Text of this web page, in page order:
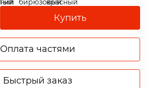
Купить
Оплата частями
Быстрый заказ